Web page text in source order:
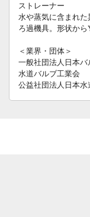
ストレーナー
水や蒸気に含まれ
ろ過機具。形状から
＜業界・団体＞
一般社団法人日本バ
水道バルブ工業会
公益社団法人日本水